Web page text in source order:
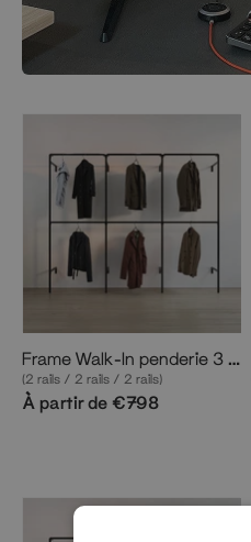
Frame Walk-In penderie 3 colonnes
(2 rails / 2 rails / 2 rails)
À partir de €798